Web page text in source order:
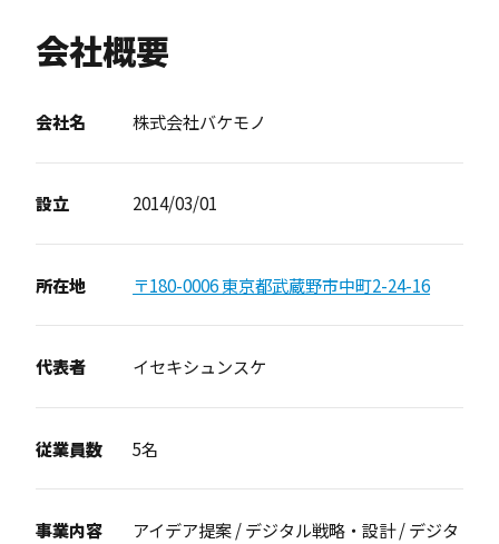
会社概要
会社名 株式会社バケモノ
設立 2014/03/01
所在地 〒180-0006 東京都武蔵野市中町2-24-16
代表者 イセキシュンスケ
従業員数 5名
事業内容
アイデア提案 / デジタル戦略・設計 / デジタ